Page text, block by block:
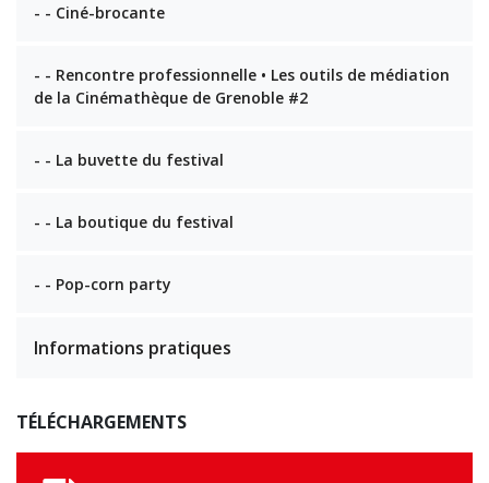
- - Ciné-brocante
- - Rencontre professionnelle • Les outils de médiation
de la Cinémathèque de Grenoble #2
- - La buvette du festival
- - La boutique du festival
- - Pop-corn party
Informations pratiques
TÉLÉCHARGEMENTS